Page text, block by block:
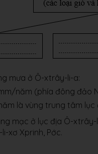
mưa ở Ô-xtrây-li-a:
năm (phía đông đảo
là vùng trung tâm
mạc ở lục địa Ô-
xơ Xprinh, Pớc.